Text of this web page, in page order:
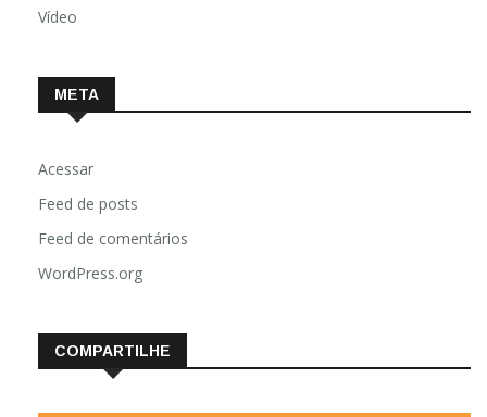
Vídeo
META
Acessar
Feed de posts
Feed de comentários
WordPress.org
COMPARTILHE